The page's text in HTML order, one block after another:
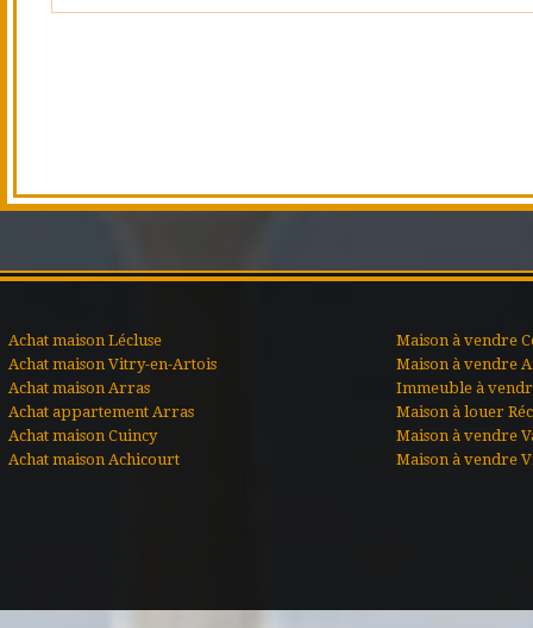
Achat maison Lécluse
Achat maison Vitry-en-Artois
Achat maison Arras
Achat appartement Arras
Achat maison Cuincy
Achat maison Achicourt
Maison à vendre
Maison à vendre
Immeuble à
Maison à louer
Maison à vendre
Maison à vendre